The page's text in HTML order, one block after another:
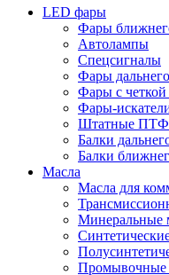
LED фары
Фары
Автолампы
Спецсигналы
Фары дальнего
Фары с
Фары-
Штатные ПТФ
Балки
Балки
Масла
Масла для
Минеральные
Промывочные